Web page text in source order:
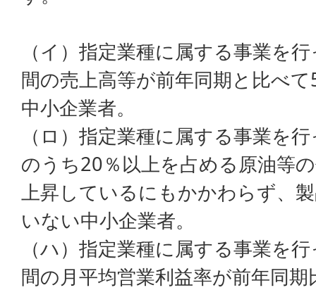
（イ）指定業種に属する事業を
間の売上高等が前年同期と比べ
中小企業者。
（ロ）指定業種に属する事業を
のうち20％以上を占める原油等
上昇しているにもかかわらず、
いない中小企業者。
（ハ）指定業種に属する事業を
間の月平均営業利益率が前年同